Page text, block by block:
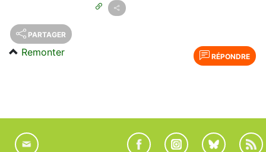
PARTAGER
RÉPONDRE
Remonter